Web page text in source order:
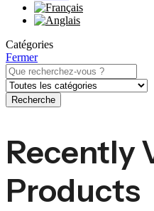
Catégories
Fermer
Recherche
Recently
Products